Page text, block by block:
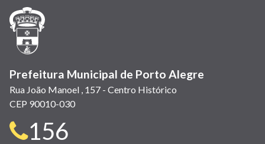
janela)
Prefeitura Municipal de Porto Alegre
Rua João Manoel , 157 - Centro Histórico
CEP 90010-030
Telefone
156